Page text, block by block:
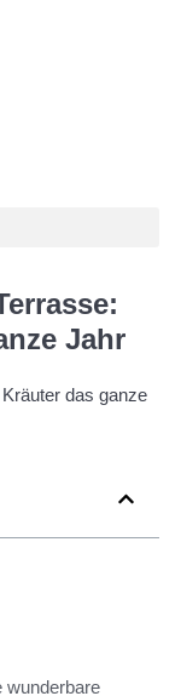
Jahr
wunderbare